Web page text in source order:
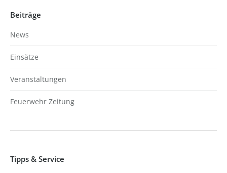
Beiträge
News
Einsätze
Veranstaltungen
Feuerwehr Zeitung
Tipps & Service